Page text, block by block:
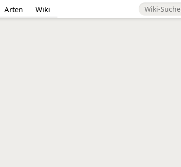
Arten Wiki